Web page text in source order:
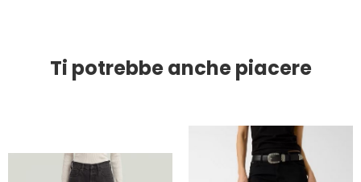
Ti potrebbe anche piacere